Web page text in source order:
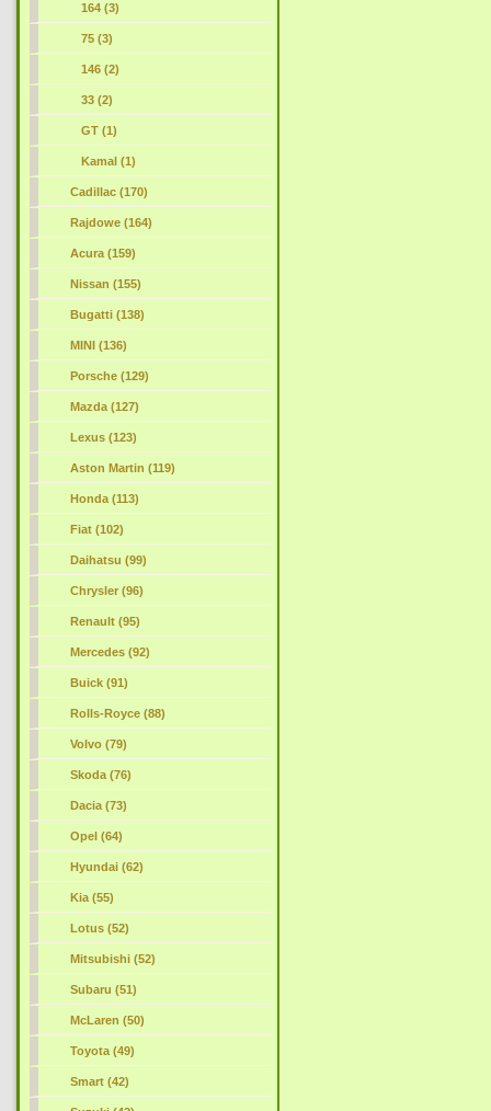
164 (3)
75 (3)
146 (2)
33 (2)
GT (1)
Kamal (1)
Cadillac (170)
Rajdowe (164)
Acura (159)
Nissan (155)
Bugatti (138)
MINI (136)
Porsche (129)
Mazda (127)
Lexus (123)
Aston Martin (119)
Honda (113)
Fiat (102)
Daihatsu (99)
Chrysler (96)
Renault (95)
Mercedes (92)
Buick (91)
Rolls-Royce (88)
Volvo (79)
Skoda (76)
Dacia (73)
Opel (64)
Hyundai (62)
Kia (55)
Lotus (52)
Mitsubishi (52)
Subaru (51)
McLaren (50)
Toyota (49)
Smart (42)